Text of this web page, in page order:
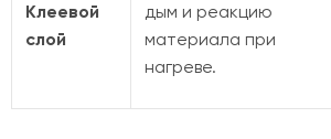
Клеевой
слой
дым и реакцию
материала при
нагреве.